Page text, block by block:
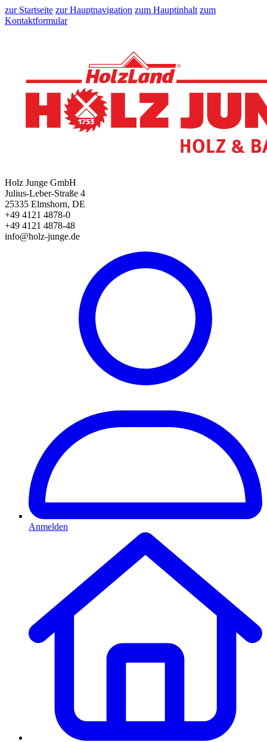
zur Startseite zur Hauptnavigation zum Hauptinhalt zum
Kontaktformular
Holz Junge GmbH
Julius-Leber-Straße 4
25335 Elmshorn, DE
+49 4121 4878-0
+49 4121 4878-48
info@holz-junge.de
Anmelden